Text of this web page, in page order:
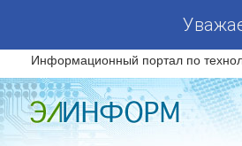
Информационный портал по